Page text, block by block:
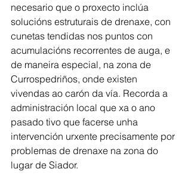
necesario que o proxecto inclúa
solucións estruturais de drenaxe, con
cunetas tendidas nos puntos con
acumulacións recorrentes de auga, e
de maneira especial, na zona de
Currospedriños, onde existen
vivendas ao carón da vía. Recorda a
administración local que xa o ano
pasado tivo que facerse unha
intervención urxente precisamente por
problemas de drenaxe na zona do
lugar de Siador.